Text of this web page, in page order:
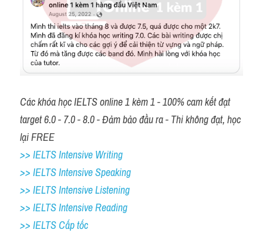
Các khóa học IELTS online 1 kèm 1 - 100% cam kết đạt
target 6.0 - 7.0 - 8.0 - Đảm bảo đầu ra - Thi không đạt, học
lại FREE
>> IELTS Intensive Writing
>> IELTS Intensive Speaking
>> IELTS Intensive Listening
>> IELTS Intensive Reading
>> IELTS Cấp tốc